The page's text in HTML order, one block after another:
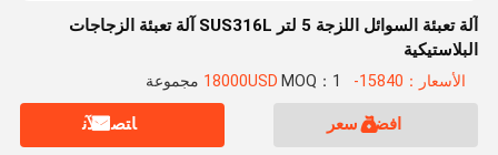
آلة تعبئة السوائل اللزجة 5 لتر SUS316L آلة تعبئة الزجاجات
البلاستيكية
الأسعار：15840-18000USD MOQ：1 مجموعة
افضل سعر ﺎﺘﺼﻟ ﺍﻶﻧ